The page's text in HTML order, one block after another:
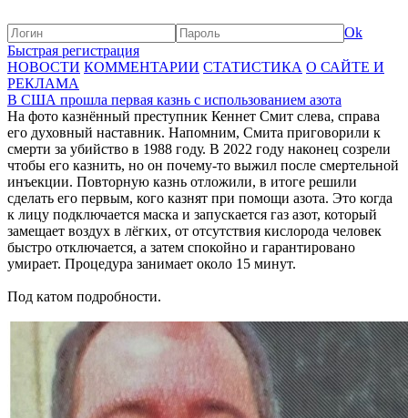
Ok
Быстрая регистрация
НОВОСТИ КОММЕНТАРИИ СТАТИСТИКА О САЙТЕ И
РЕКЛАМА
В США прошла первая казнь с использованием азота
На фото казнённый преступник Кеннет Смит слева, справа
его духовный наставник. Напомним, Смита приговорили к
смерти за убийство в 1988 году. В 2022 году наконец созрели
чтобы его казнить, но он почему-то выжил после смертельной
инъекции. Повторную казнь отложили, в итоге решили
сделать его первым, кого казнят при помощи азота. Это когда
к лицу подключается маска и запускается газ азот, который
замещает воздух в лёгких, от отсутствия кислорода человек
быстро отключается, а затем спокойно и гарантировано
умирает. Процедура занимает около 15 минут.
Под катом подробности.